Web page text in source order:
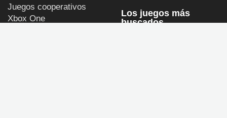
Juegos cooperativos
Xbox One
Los juegos más
buscados